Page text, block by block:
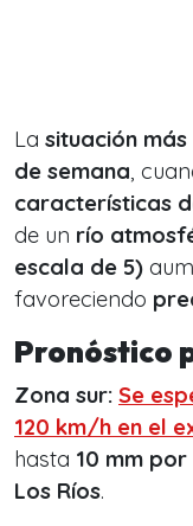
La situación
de semana,
características
de un río
escala de 5)
favoreciendo
Pronóstico
Zona sur: Se
120 km/h en el
hasta 10 mm
Los Ríos.